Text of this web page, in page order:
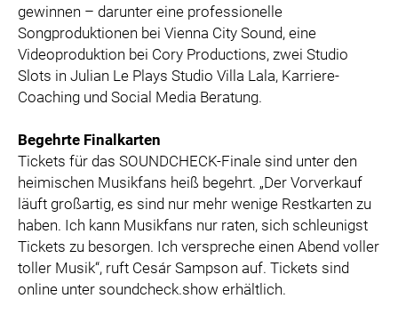
gewinnen – darunter eine professionelle
Songproduktionen bei Vienna City Sound, eine
Videoproduktion bei Cory Productions, zwei Studio
Slots in Julian Le Plays Studio Villa Lala, Karriere-
Coaching und Social Media Beratung.
Begehrte Finalkarten
Tickets für das SOUNDCHECK-Finale sind unter den
heimischen Musikfans heiß begehrt. „Der Vorverkauf
läuft großartig, es sind nur mehr wenige Restkarten zu
haben. Ich kann Musikfans nur raten, sich schleunigst
Tickets zu besorgen. Ich verspreche einen Abend voller
toller Musik“, ruft Cesár Sampson auf. Tickets sind
online unter soundcheck.show erhältlich.